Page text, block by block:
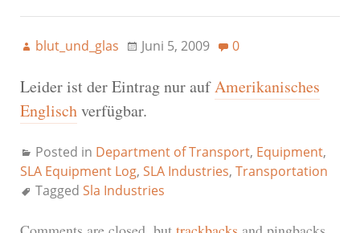
blut_und_glas Juni 5, 2009 0
Leider ist der Eintrag nur aufAmerikanisches
Englischverfügbar.
Posted in Department of Transport, Equipment,
SLA Equipment Log, SLA Industries, Transportation
Tagged Sla Industries